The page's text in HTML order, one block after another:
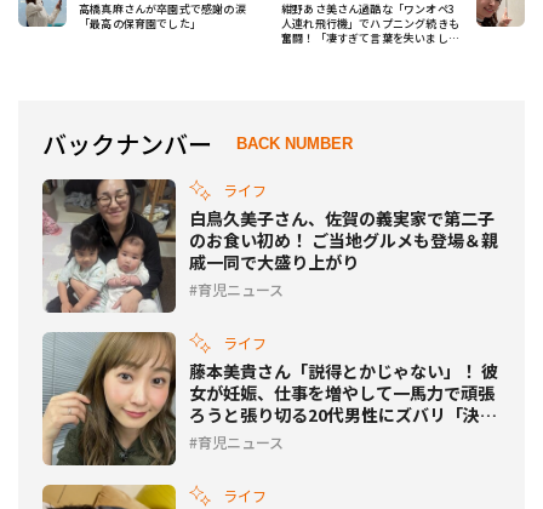
高橋真麻さんが卒園式で感謝の涙
「最高の保育園でした」
紺野あさ美さん過酷な「ワンオペ3
人連れ飛行機」でハプニング続きも
奮闘！「凄すぎて言葉を失いまし
バックナンバー BACK NUMBER
ライフ
白鳥久美子さん、佐賀の義実家で第二子
のお食い初め！ ご当地グルメも登場＆親
戚一同で大盛り上がり
育児ニュース
ライフ
藤本美貴さん「説得とかじゃない」！ 彼
女が妊娠、仕事を増やして一馬力で頑張
ろうと張り切る20代男性にズバリ「決め
るのは奥さん」
育児ニュース
ライフ